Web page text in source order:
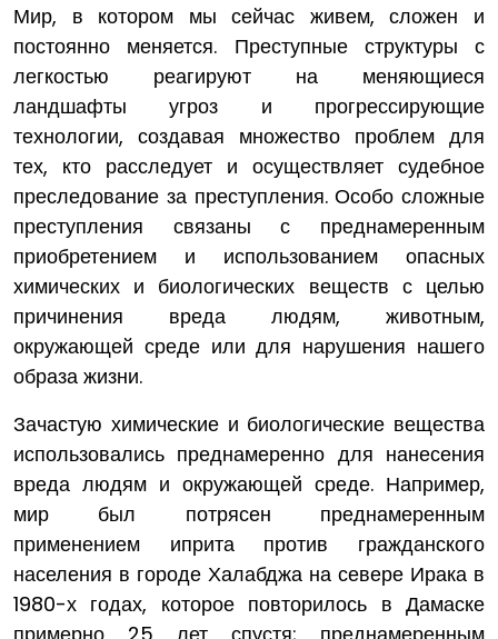
Мир, в котором мы сейчас живем, сложен и
постоянно меняется. Преступные структуры с
легкостью реагируют на меняющиеся
ландшафты угроз и прогрессирующие
технологии, создавая множество проблем для
тех, кто расследует и осуществляет судебное
преследование за преступления. Особо сложные
преступления связаны с преднамеренным
приобретением и использованием опасных
химических и биологических веществ с целью
причинения вреда людям, животным,
окружающей среде или для нарушения нашего
образа жизни.
Зачастую химические и биологические вещества
использовались преднамеренно для нанесения
вреда людям и окружающей среде. Например,
мир был потрясен преднамеренным
применением иприта против гражданского
населения в городе Халабджа на севере Ирака в
1980-х годах, которое повторилось в Дамаске